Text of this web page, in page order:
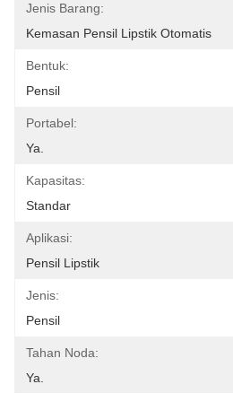
Jenis Barang:
Kemasan Pensil Lipstik Otomatis
Bentuk:
Pensil
Portabel:
Ya.
Kapasitas:
Standar
Aplikasi:
Pensil Lipstik
Jenis:
Pensil
Tahan Noda:
Ya.